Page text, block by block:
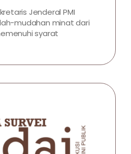
Jenderal PMI
mudahan minat dari
syarat